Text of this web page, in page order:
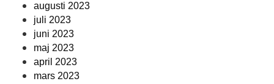
augusti 2023
juli 2023
juni 2023
maj 2023
april 2023
mars 2023